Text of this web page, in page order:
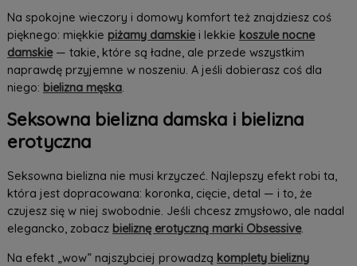
Na spokojne wieczory i domowy komfort też znajdziesz coś
pięknego: miękkie piżamy damskiei lekkie koszule nocne
damskie— takie, które są ładne, ale przede wszystkim
naprawdę przyjemne w noszeniu. A jeśli dobierasz coś dla
niego: bielizna męska.
Seksowna bielizna damska i bielizna
erotyczna
Seksowna bielizna nie musi krzyczeć. Najlepszy efekt robi ta,
która jest dopracowana: koronka, cięcie, detal — i to, że
czujesz się w niej swobodnie. Jeśli chcesz zmysłowo, ale nadal
elegancko, zobacz bieliznę erotyczną marki Obsessive.
Na efekt „wow” najszybciej prowadzą komplety bielizny